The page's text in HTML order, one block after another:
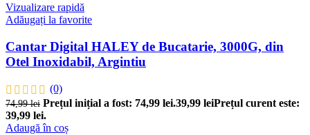
Vizualizare rapidă
Adăugați la favorite
Cantar Digital HALEY de Bucatarie, 3000G, din
Otel Inoxidabil, Argintiu
(0)
74,99lei Prețul inițial a fost: 74,99 lei.39,99 leiPrețul curent este:
39,99 lei.
Adaugă în coș